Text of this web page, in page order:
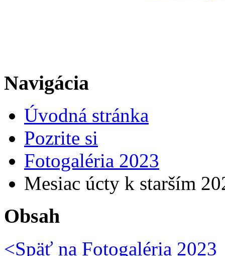
Navigácia
Úvodná stránka
Pozrite si
Fotogaléria 2023
Mesiac úcty k starším
Obsah
<Späť na Fotogaléria 2023